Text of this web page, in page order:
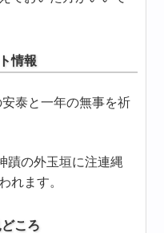
情報
泰と一年の無事を祈
蹟の外玉垣に注連縄
れます。
ころ